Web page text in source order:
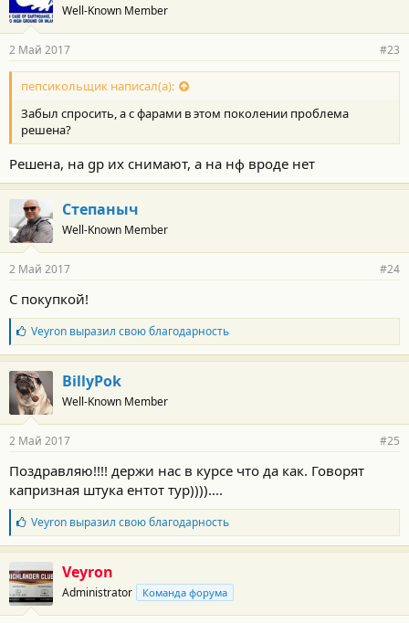
д
а
н
о
с
и
:
Well-Known Member
2 Май 2017 #23
пепсикольщик написал(а):
Забыл спросить, а с фарами в этом поколении проблема
решена?
Решена, на gp их снимают, а на нф вроде нет
Степаныч
Well-Known Member
2 Май 2017 #24
С покупкой!
Б
л
а
г
о
д
а
н
с
т
и
:
Veyronвыразил свою благодарность
BillyPok
Well-Known Member
2 Май 2017 #25
Поздравляю!!!! держи нас в курсе что да как. Говорят
капризная штука ентот тур))))....
Б
л
а
о
д
а
Veyronвыразил свою благодарность
Veyron
Administrator Команда форума